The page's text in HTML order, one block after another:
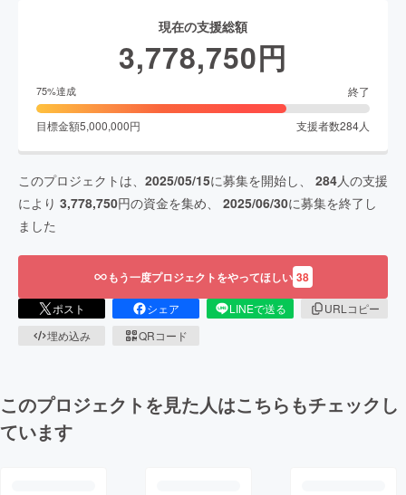
現在の支援総額
3,778,750円
75%達成 終了
目標金額5,000,000円 支援者数284人
このプロジェクトは、 2025/05/15に募集を開始し、 284人の支援
により 3,778,750円の資金を集め、 2025/06/30に募集を終了し
ました
もう一度プロジェクトをやってほしい 38
ポスト シェア LINEで送る
URLコピー
埋め込み
QRコード
このプロジェクトを見た人はこちらもチェックし
ています